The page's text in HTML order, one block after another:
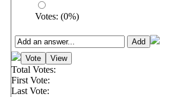
Votes: (0%)
Total Votes:
First Vote:
Last Vote: